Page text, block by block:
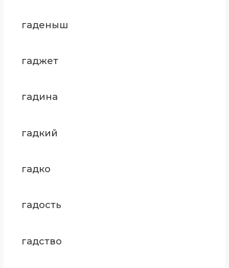
гаденыш
гаджет
гадина
гадкий
гадко
гадость
гадство